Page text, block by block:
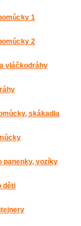
1
2
vláčkodráhy
skákadla
panenky, vozíky
děti